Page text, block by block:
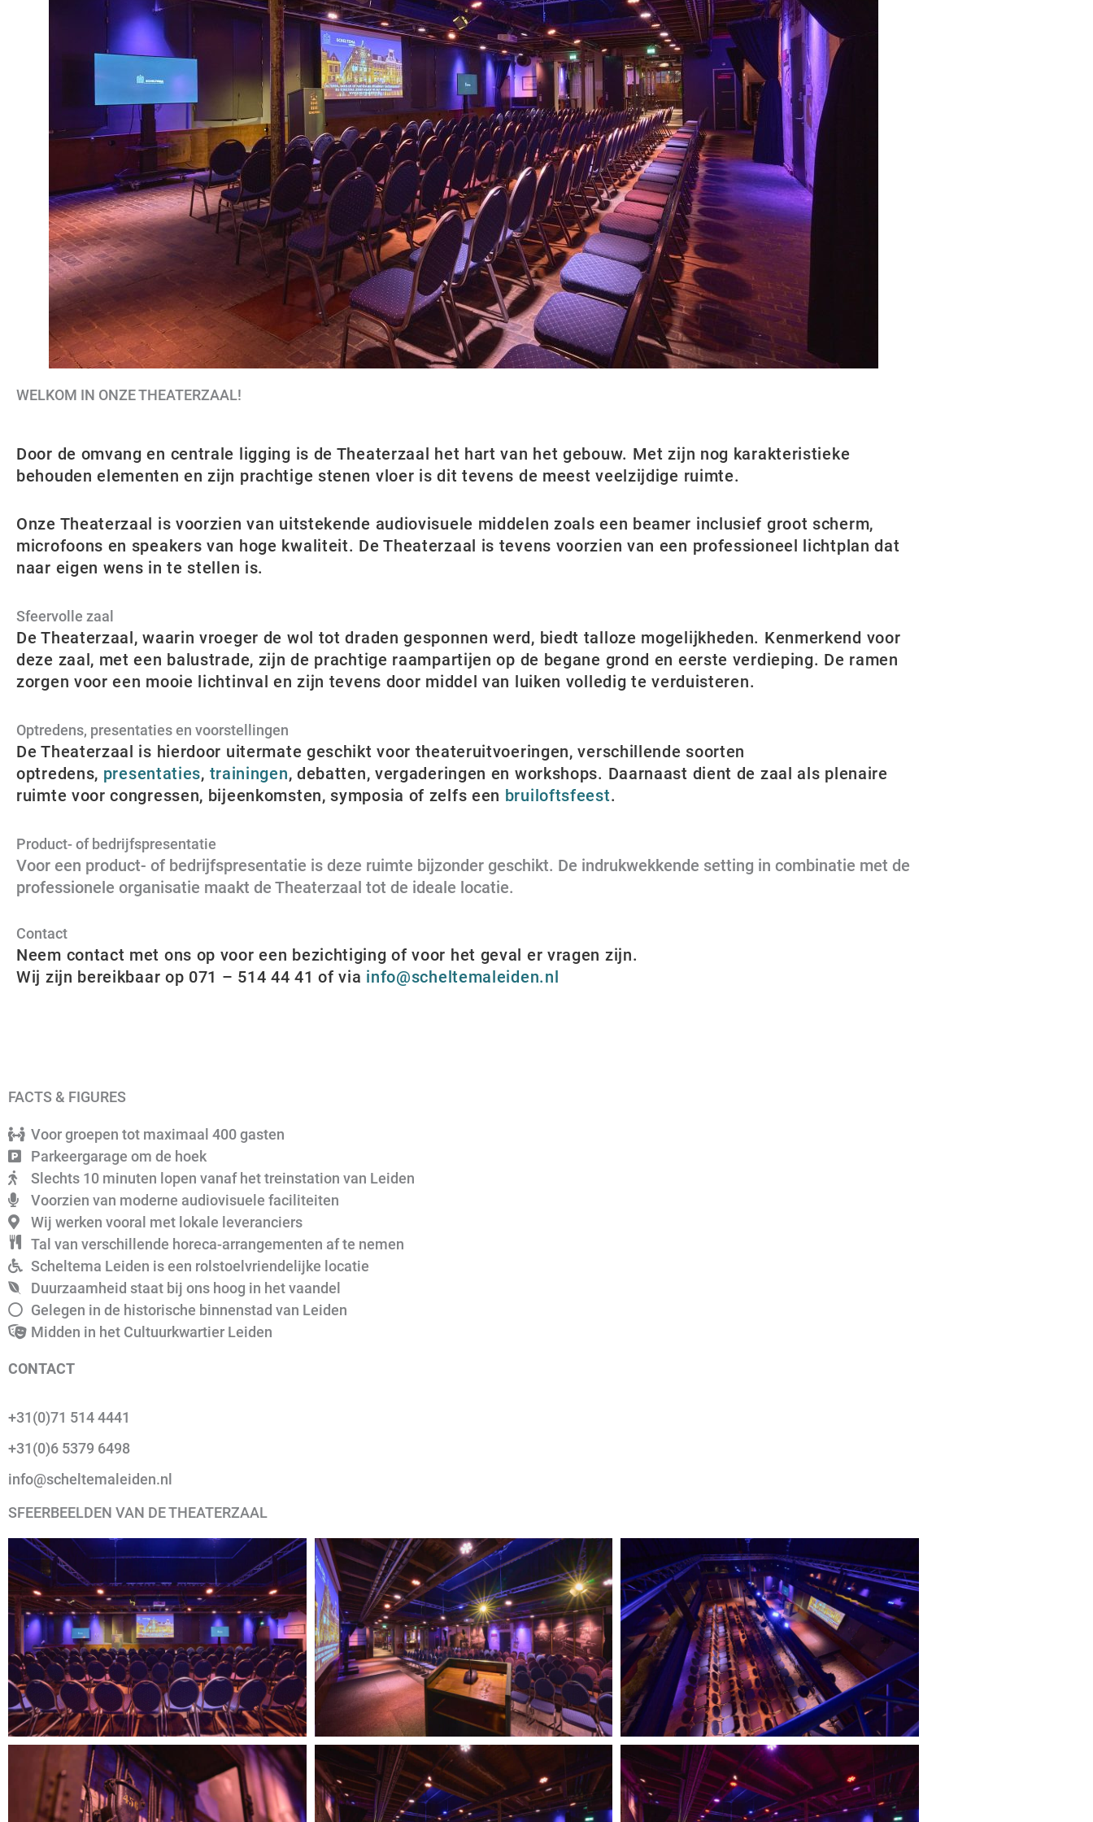
WELKOM IN ONZE THEATERZAAL!
Door de omvang en centrale ligging is de Theaterzaal het hart van het gebouw. Met zijn nog karakteristieke
behouden elementen en zijn prachtige stenen vloer is dit tevens de meest veelzijdige ruimte.
Onze Theaterzaal is voorzien van uitstekende audiovisuele middelen zoals een beamer inclusief groot scherm,
microfoons en speakers van hoge kwaliteit. De Theaterzaal is tevens voorzien van een professioneel lichtplan dat
naar eigen wens in te stellen is.
Sfeervolle zaal
De Theaterzaal, waarin vroeger de wol tot draden gesponnen werd, biedt talloze mogelijkheden. Kenmerkend voor
deze zaal, met een balustrade, zijn de prachtige raampartijen op de begane grond en eerste verdieping. De ramen
zorgen voor een mooie lichtinval en zijn tevens door middel van luiken volledig te verduisteren.
Optredens, presentaties en voorstellingen
De Theaterzaal is hierdoor uitermate geschikt voor theateruitvoeringen, verschillende soorten
optredens, presentaties, trainingen, debatten, vergaderingen en workshops. Daarnaast dient de zaal als plenaire
ruimte voor congressen, bijeenkomsten, symposia of zelfs een bruiloftsfeest.
Product- of bedrijfspresentatie
Voor een product- of bedrijfspresentatie is deze ruimte bijzonder geschikt. De indrukwekkende setting in combinatie met de
professionele organisatie maakt de Theaterzaal tot de ideale locatie.
Contact
Neem contact met ons op voor een bezichtiging of voor het geval er vragen zijn.
Wij zijn bereikbaar op 071 – 514 44 41 of via info@scheltemaleiden.nl
FACTS & FIGURES
Voor groepen tot maximaal 400 gasten
Parkeergarage om de hoek
Slechts 10 minuten lopen vanaf het treinstation van Leiden
Voorzien van moderne audiovisuele faciliteiten
Wij werken vooral met lokale leveranciers
Tal van verschillende horeca-arrangementen af te nemen
Scheltema Leiden is een rolstoelvriendelijke locatie
Duurzaamheid staat bij ons hoog in het vaandel
Gelegen in de historische binnenstad van Leiden
Midden in het Cultuurkwartier Leiden
CONTACT
+31(0)71 514 4441
+31(0)6 5379 6498
info@scheltemaleiden.nl
SFEERBEELDEN VAN DE THEATERZAAL